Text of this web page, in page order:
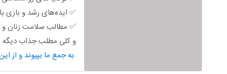
✅ ایده‌های رشد و بازی
✅ مطالب سلامت زنان و
و کلی مطلب جذاب
به جمع ما بپیوند و از این محتوای کاربردی استفاده کن.